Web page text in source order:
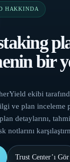
HAKKINDA
bir
ekibi
ve plan inceleme
detaylarını,
notlarını
Trust Center’ı Gör